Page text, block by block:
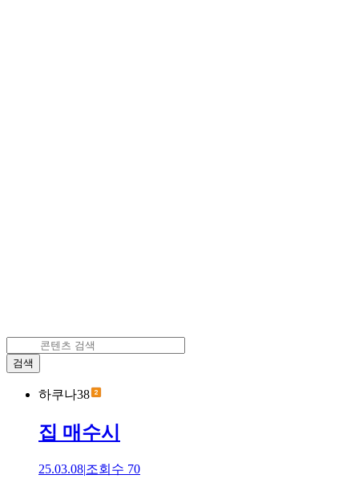
검색
하쿠나38
집 매수시
25.03.08|조회수 70